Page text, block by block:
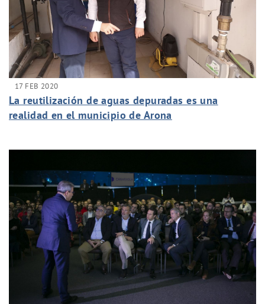
17 FEB 2020
La reutilización de aguas depuradas es una
realidad en el municipio de Arona